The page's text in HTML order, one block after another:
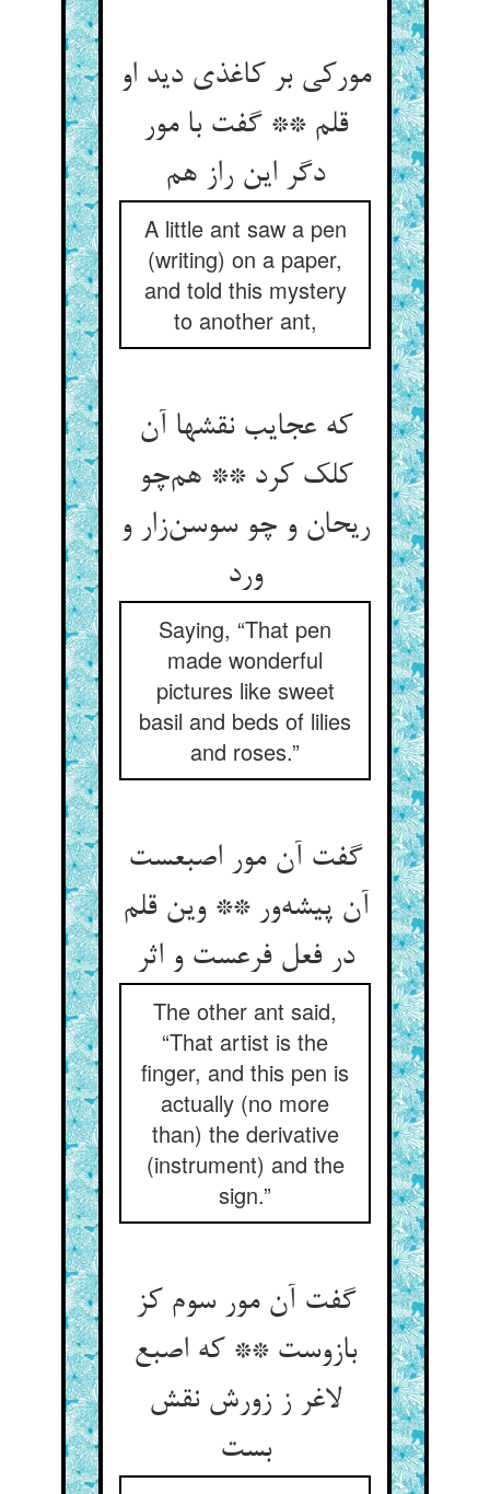
مورکی بر کاغذی دید او
قلم ** گفت با مور
دگر این راز هم
A little ant saw a pen
(writing) on a paper,
and told this mystery
to another ant,
که عجایب نقشها آن
کلک کرد ** هم‌چو
ریحان و چو سوسن‌زار و
ورد
Saying, “That pen
made wonderful
pictures like sweet
basil and beds of lilies
and roses.”
گفت آن مور اصبعست
آن پیشه‌ور ** وین قلم
در فعل فرعست و اثر
The other ant said,
“That artist is the
finger, and this pen is
actually (no more
than) the derivative
(instrument) and the
sign.”
گفت آن مور سوم کز
بازوست ** که اصبع
لاغر ز زورش نقش
بست